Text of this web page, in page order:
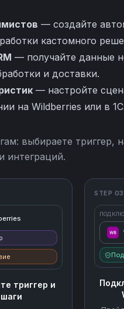
— создайте
кастомного
— получайте данные
и доставки.
— настройте
на Wildberries или в
выбираете триггер,
интеграций.
триггер и
шаги
STEP 03